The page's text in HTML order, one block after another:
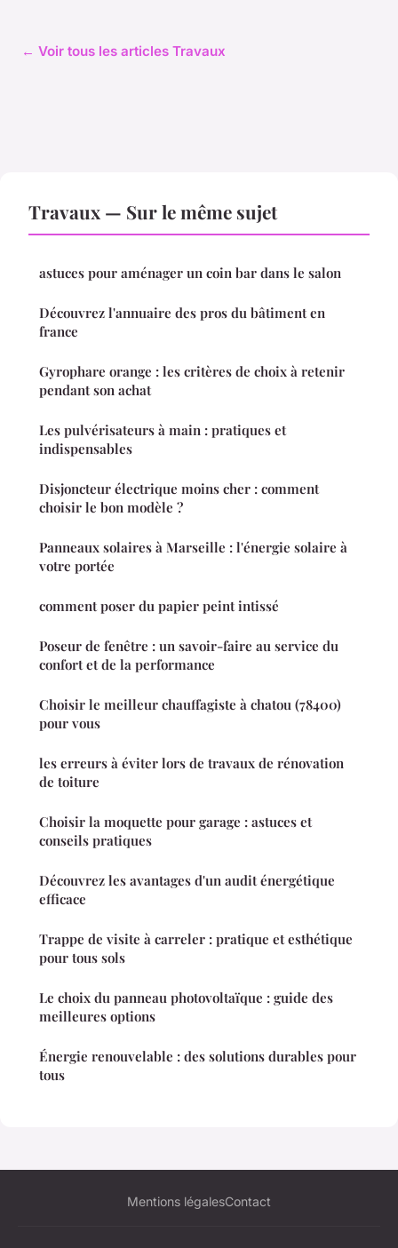
← Voir tous les articles Travaux
Travaux — Sur le même sujet
astuces pour aménager un coin bar dans le salon
Découvrez l'annuaire des pros du bâtiment en
france
Gyrophare orange : les critères de choix à retenir
pendant son achat
Les pulvérisateurs à main : pratiques et
indispensables
Disjoncteur électrique moins cher : comment
choisir le bon modèle ?
Panneaux solaires à Marseille : l'énergie solaire à
votre portée
comment poser du papier peint intissé
Poseur de fenêtre : un savoir-faire au service du
confort et de la performance
Choisir le meilleur chauffagiste à chatou (78400)
pour vous
les erreurs à éviter lors de travaux de rénovation
de toiture
Choisir la moquette pour garage : astuces et
conseils pratiques
Découvrez les avantages d'un audit énergétique
efficace
Trappe de visite à carreler : pratique et esthétique
pour tous sols
Le choix du panneau photovoltaïque : guide des
meilleures options
Énergie renouvelable : des solutions durables pour
tous
Mentions légalesContact